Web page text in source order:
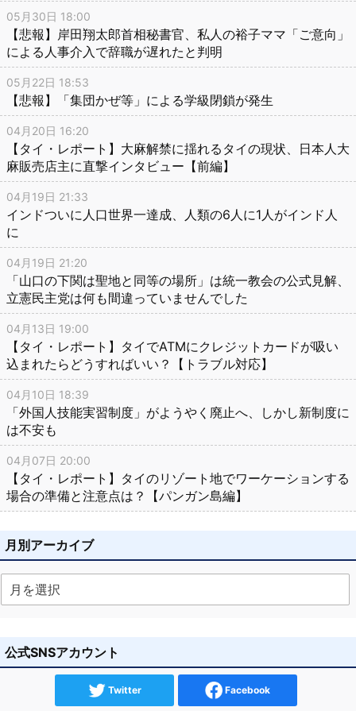
05月30日 18:00
【悲報】岸田翔太郎首相秘書官、私人の裕子ママ「ご意向」
による人事介入で辞職が遅れたと判明
05月22日 18:53
【悲報】「集団かぜ等」による学級閉鎖が発生
04月20日 16:20
【タイ・レポート】大麻解禁に揺れるタイの現状、日本人大
麻販売店主に直撃インタビュー【前編】
04月19日 21:33
インドついに人口世界一達成、人類の6人に1人がインド人
に
04月19日 21:20
「山口の下関は聖地と同等の場所」は統一教会の公式見解、
立憲民主党は何も間違っていませんでした
04月13日 19:00
【タイ・レポート】タイでATMにクレジットカードが吸い
込まれたらどうすればいい？【トラブル対応】
04月10日 18:39
「外国人技能実習制度」がようやく廃止へ、しかし新制度に
は不安も
04月07日 20:00
【タイ・レポート】タイのリゾート地でワーケーションする
場合の準備と注意点は？【パンガン島編】
月別アーカイブ
公式SNSアカウント
Twitter Facebook